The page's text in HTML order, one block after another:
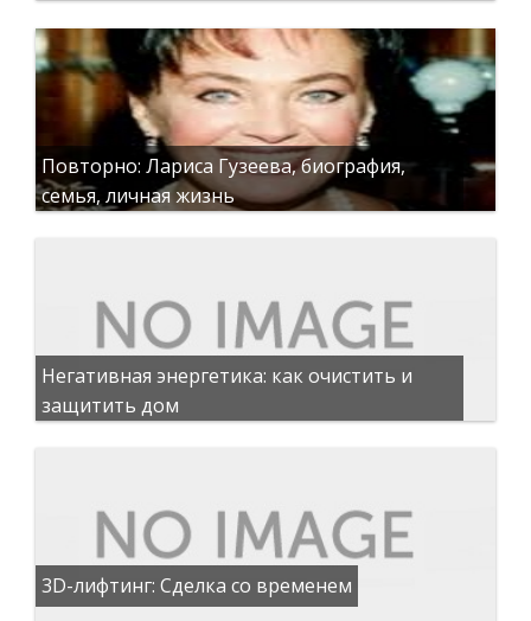
Повторно: Лариса Гузеева, биография,
семья, личная жизнь
Негативная энергетика: как очистить и
защитить дом
3D-лифтинг: Сделка со временем